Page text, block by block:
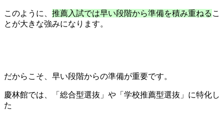
このように、 推薦入試では早い段階から準備を積み重ねる こ
とが大きな強みになります。
だからこそ、早い段階からの準備が重要です。
慶林館では、「総合型選抜」や「学校推薦型選抜」に特化し
た